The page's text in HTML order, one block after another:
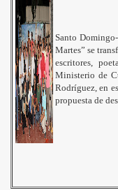
Santo
Martes” se
escritores,
Ministerio de
Rodríguez, en
propuesta de